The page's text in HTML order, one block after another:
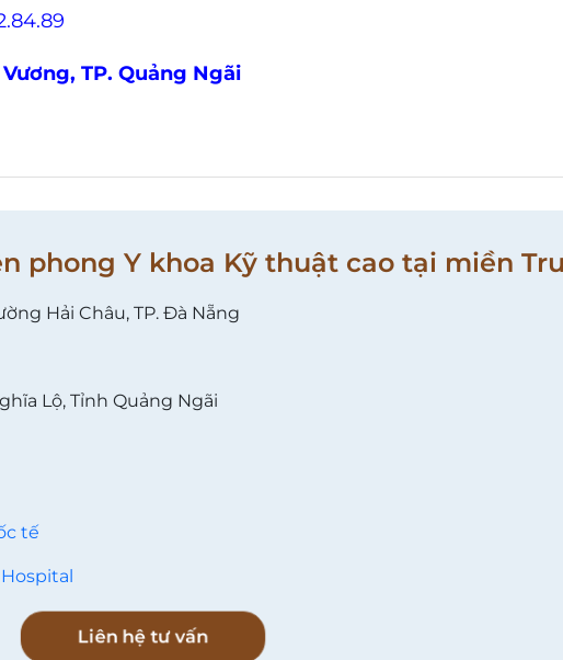
TP. Quảng Ngãi
phong Y khoa Kỹ thuật cao tại miền
Hải Châu, TP. Đà Nẵng
Lộ, Tỉnh Quảng Ngãi
tế
Liên hệ tư vấn